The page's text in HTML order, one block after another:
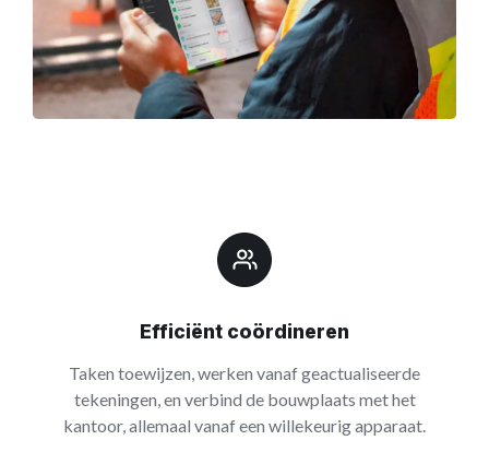
Efficiënt coördineren
Taken toewijzen, werken vanaf geactualiseerde
tekeningen, en verbind de bouwplaats met het
kantoor, allemaal vanaf een willekeurig apparaat.